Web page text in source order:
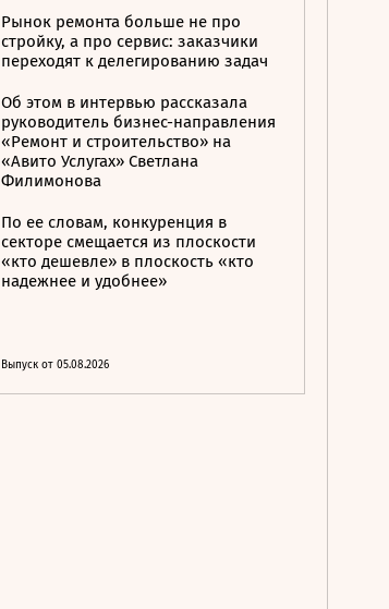
Рынок ремонта больше не про
стройку, а про сервис: заказчики
переходят к делегированию задач
Об этом в интервью рассказала
руководитель бизнес-направления
«Ремонт и строительство» на
«Авито Услугах» Светлана
Филимонова
По ее словам, конкуренция в
секторе смещается из плоскости
«кто дешевле» в плоскость «кто
надежнее и удобнее»
Выпуск от 05.08.2026